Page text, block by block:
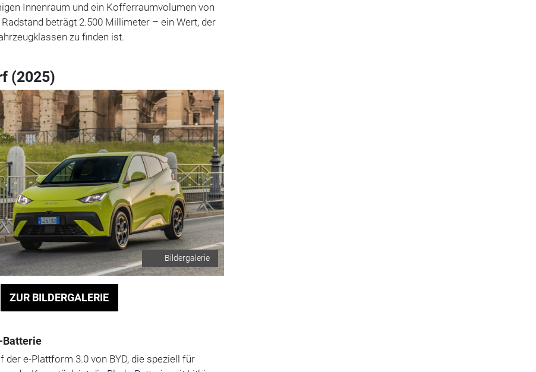
Innenraum und ein Kofferraumvolumen von
beträgt 2.500 Millimeter – ein Wert, der
zu finden ist.
(2025)
Bildergalerie
ZUR BILDERGALERIE
Batterie
der e-Plattform 3.0 von BYD, die speziell für